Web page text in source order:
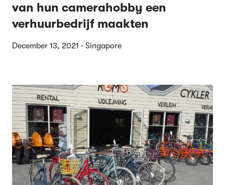
van hun camerahobby een
verhuurbedrijf maakten
December 13, 2021 · Singapore